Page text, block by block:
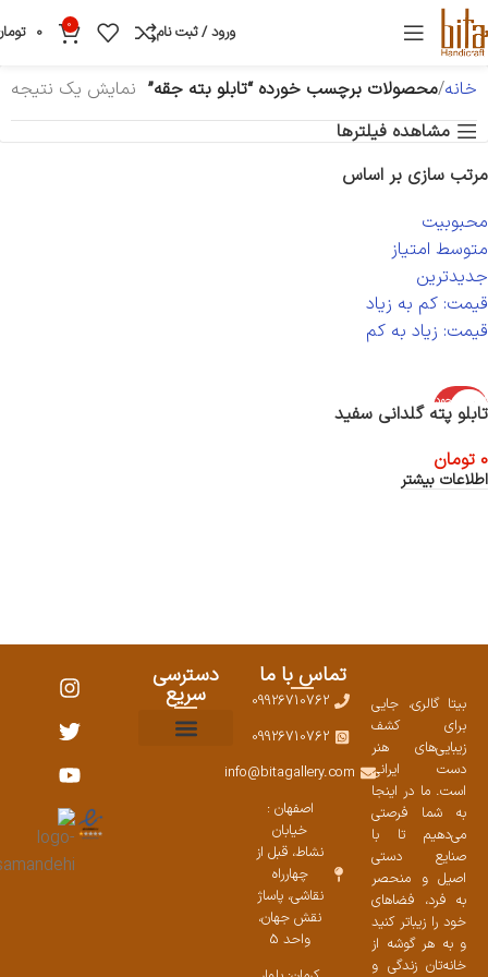
ورود / ثبت نام 0
0
خانه محصولات برچسب خورده “تابلو بته جقه” نمایش یک نتیجه
مشاهده فیلترها
مرتب سازی بر اساس
محبوبیت
متوسط امتیاز
جدیدترین
قیمت: کم به زیاد
قیمت: زیاد به کم
اتمام موجود
ی
تابلو پته گلدانی سفید
0 تومان
اطلاعات بیشتر
بیتا گالری، جایی
برای کشف
زیبایی‌های هنر
دست ایرانی
است. ما در اینجا
به شما فرصتی
می‌دهیم تا با
صنایع دستی
اصیل و منحصر
به فرد، فضاهای
خود را زیباتر کنید
و به هر گوشه از
خانه‌تان زندگی و
تماس با ما
09926710762
09926710762
info@bitagallery.com
اصفهان :
خیابان
نشاط، قبل از
چهارراه
نقاشی، پاساژ
نقش جهان،
واحد 5
دسترسی
سریع